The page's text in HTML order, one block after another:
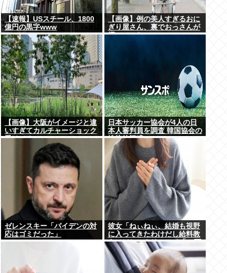
【速報】USスチール、1800
億円の黒字www
【画像】例の美人すぎるおに
ぎり屋さん、裏でおっさんが
握っていたwww
【画像】大阪がイメージと違
いすぎてカルチャーショック
受けてる
日本サッカー協会が4人の日
本人審判員を調査 韓国協会の
性接待疑惑で
ゼレンスキー「バイデンの対
応はゴミだった」
彼女「ねぃねぃ、結婚も視野
に入ってきたわけだし給料教
えてほしいナリ」ワイ「16万
だよ」⇒結果！